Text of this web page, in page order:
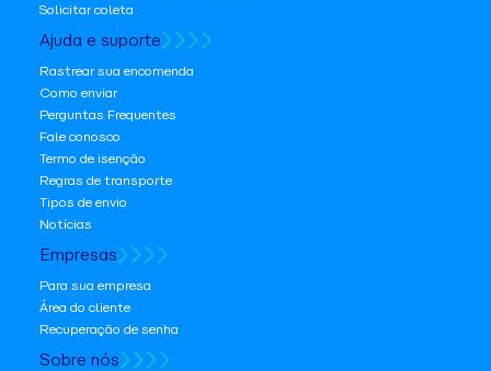
Solicitar coleta
Ajuda e suporte
Rastrear sua encomenda
Como enviar
Perguntas Frequentes
Fale conosco
Termo de isenção
Regras de transporte
Tipos de envio
Notícias
Empresas
Para sua empresa
Área do cliente
Recuperação de senha
Sobre nós